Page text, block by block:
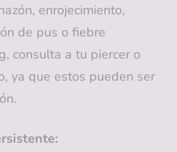
enrojecimiento,
de pus o fiebre
consulta a tu piercer o
ya que estos pueden ser